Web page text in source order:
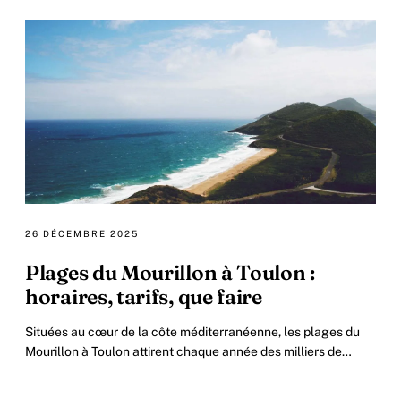
26 DÉCEMBRE 2025
Plages du Mourillon à Toulon :
horaires, tarifs, que faire
Situées au cœur de la côte méditerranéenne, les plages du
Mourillon à Toulon attirent chaque année des milliers de